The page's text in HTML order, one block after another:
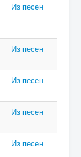
Из песен
Из песен
Из песен
Из песен
Из песен